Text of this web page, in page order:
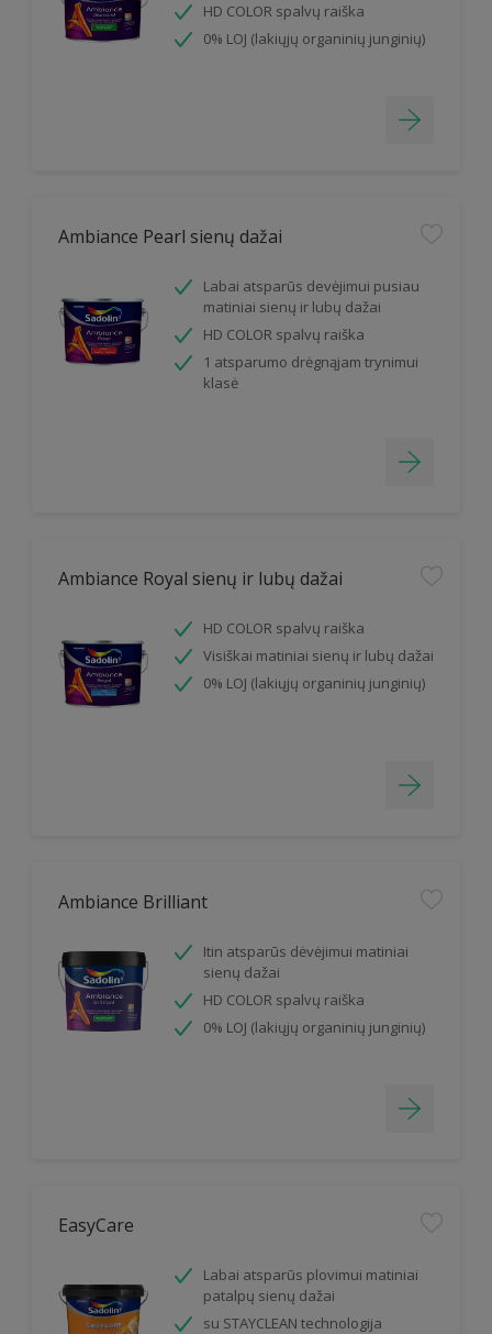
HD COLOR spalvų raiška
0% LOJ (lakiųjų organinių junginių)
Ambiance Pearl sienų dažai
Labai atsparūs devėjimui pusiau
matiniai sienų ir lubų dažai
HD COLOR spalvų raiška
1 atsparumo drėgnąjam trynimui
klasė
Ambiance Royal sienų ir lubų dažai
HD COLOR spalvų raiška
Visiškai matiniai sienų ir lubų dažai
0% LOJ (lakiųjų organinių junginių)
Ambiance Brilliant
Itin atsparūs dėvėjimui matiniai
sienų dažai
HD COLOR spalvų raiška
0% LOJ (lakiųjų organinių junginių)
EasyCare
Labai atsparūs plovimui matiniai
patalpų sienų dažai
su STAYCLEAN technologija